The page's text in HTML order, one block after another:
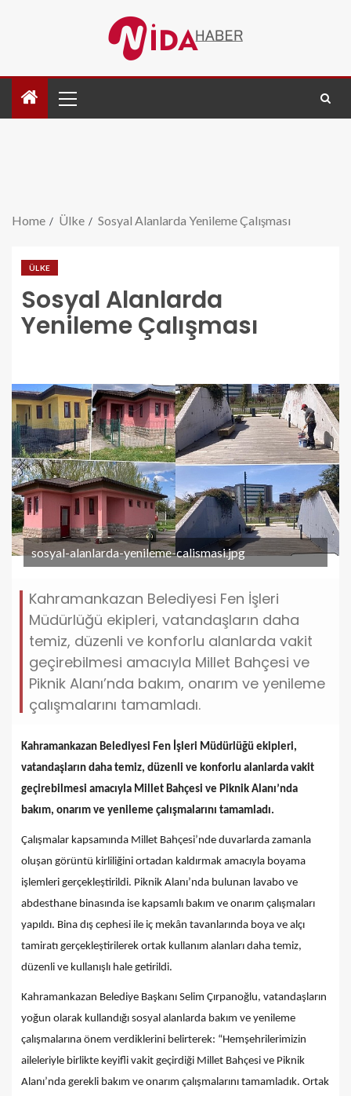
Home Ülke Sosyal Alanlarda Yenileme Çalışması
ÜLKE
Sosyal Alanlarda
Yenileme Çalışması
sosyal-alanlarda-yenileme-calismasi.jpg
Kahramankazan Belediyesi Fen İşleri
Müdürlüğü ekipleri, vatandaşların daha
temiz, düzenli ve konforlu alanlarda vakit
geçirebilmesi amacıyla Millet Bahçesi ve
Piknik Alanı’nda bakım, onarım ve yenileme
çalışmalarını tamamladı.
Kahramankazan Belediyesi Fen İşleri Müdürlüğü ekipleri,
vatandaşların daha temiz, düzenli ve konforlu alanlarda vakit
geçirebilmesi amacıyla Millet Bahçesi ve Piknik Alanı’nda
bakım, onarım ve yenileme çalışmalarını tamamladı.
Çalışmalar kapsamında Millet Bahçesi’nde duvarlarda zamanla
oluşan görüntü kirliliğini ortadan kaldırmak amacıyla boyama
işlemleri gerçekleştirildi. Piknik Alanı’nda bulunan lavabo ve
abdesthane binasında ise kapsamlı bakım ve onarım çalışmaları
yapıldı. Bina dış cephesi ile iç mekân tavanlarında boya ve alçı
tamiratı gerçekleştirilerek ortak kullanım alanları daha temiz,
düzenli ve kullanışlı hale getirildi.
Kahramankazan Belediye Başkanı Selim Çırpanoğlu, vatandaşların
yoğun olarak kullandığı sosyal alanlarda bakım ve yenileme
çalışmalarına önem verdiklerini belirterek: “Hemşehrilerimizin
aileleriyle birlikte keyifli vakit geçirdiği Millet Bahçesi ve Piknik
Alanı’nda gerekli bakım ve onarım çalışmalarını tamamladık. Ortak